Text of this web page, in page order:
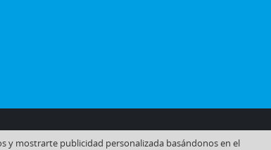
y mostrarte publicidad personalizada basándonos en el